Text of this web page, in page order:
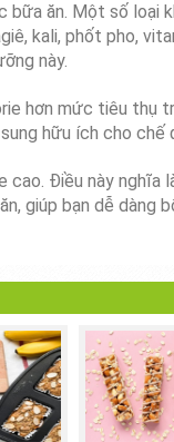
bữa ăn. Một số loại
kali, phốt pho,
này.
hơn mức tiêu thụ
hữu ích cho chế
Điều này nghĩa
giúp bạn dễ dàng